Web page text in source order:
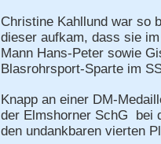
Christine Kahllund war so
dieser aufkam, dass sie
Mann Hans-Peter sowie
Blasrohrsport-Sparte im
Knapp an einer DM-
der Elmshorner SchG bei
den undankbaren vierten